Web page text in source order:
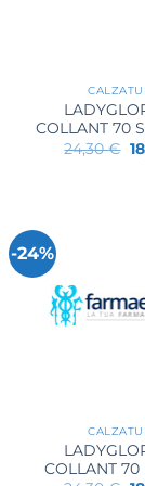
COLLANT 70
24,30€ Il
-24%
COLLANT 70